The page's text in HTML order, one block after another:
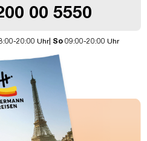
00 5550
20:00 Uhr| So 09:00-20:00 Uhr